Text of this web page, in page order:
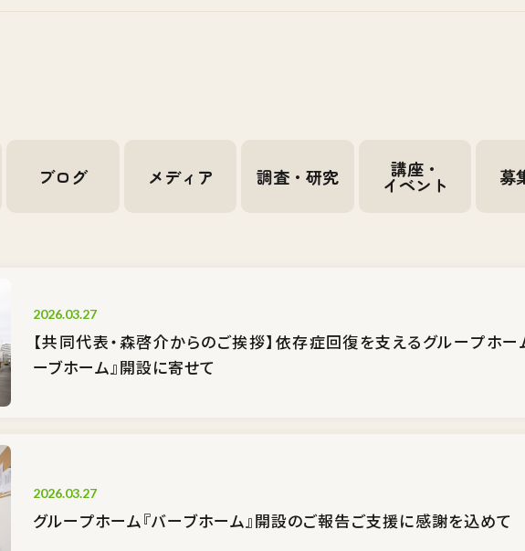
ブログ メディア 調査・研究 講座・
イベント 募
2026.03.27
【共同代表・森啓介からのご挨拶】依存症回復を支えるグループホー
ーブホーム』開設に寄せて
2026.03.27
グループホーム『バーブホーム』開設のご報告――ご支援に感謝を込めて